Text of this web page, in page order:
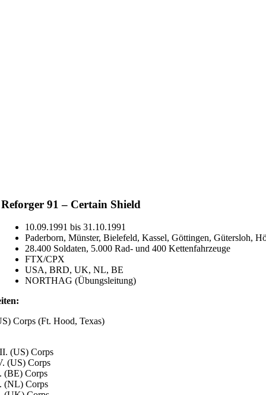
Reforger 91 – Certain Shield
10.09.1991 bis 31.10.1991
Paderborn, Münster, Bielefeld, Kassel, Göttingen, Gütersloh,
28.400 Soldaten, 5.000 Rad- und 400 Kettenfahrzeuge
FTX/CPX
USA, BRD, UK, NL, BE
NORTHAG (Übungsleitung)
Corps (Ft. Hood, Texas)
(US) Corps
(US) Corps
(BE) Corps
(NL) Corps